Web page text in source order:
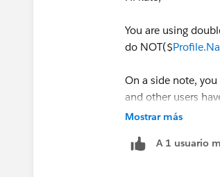
You are using
do NOT($
On a side note,
and other users
Mostrar más
A 1 usuario